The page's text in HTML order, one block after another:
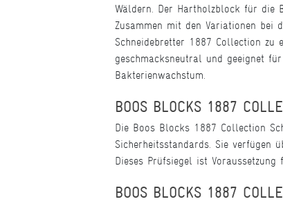
Wäldern. Der Hartholzblock für die
Zusammen mit den Variationen bei
Schneidebretter 1887 Collection
geschmacksneutral und geeignet
Bakterienwachstum.
BOOS BLOCKS 1887
Die Boos Blocks 1887 Collection
Sicherheitsstandards. Sie verfügen
Dieses Prüfsiegel ist
BOOS BLOCKS 1887